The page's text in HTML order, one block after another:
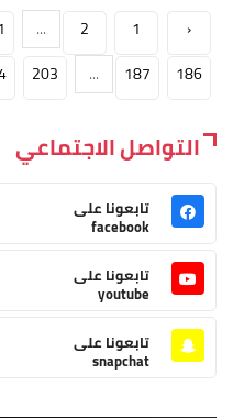
‹
1
2
...
186
187
...
203
التواصل الاجتماعي
تابعونا على
facebook
تابعونا على
youtube
تابعونا على
snapchat